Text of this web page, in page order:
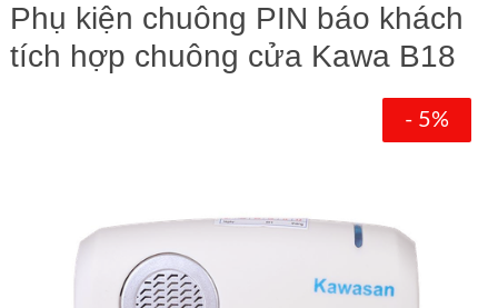
Phụ kiện chuông PIN báo khách
tích hợp chuông cửa Kawa B18
- 5%